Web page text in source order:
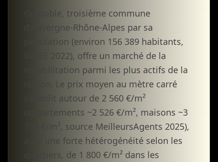
Grenoble, troisième commune
d'Auvergne-Rhône-Alpes par sa
population (environ 156 389 habitants,
INSEE 2022), offre un marché de la
réhabilitation parmi les plus actifs de la
région. Le prix moyen au mètre carré
s'établit autour de 2 560 €/m²
(appartements ~2 526 €/m², maisons ~3
738 €/m², source MeilleursAgents 2025),
avec une forte hétérogénéité selon les
quartiers, de 1 800 €/m² dans les